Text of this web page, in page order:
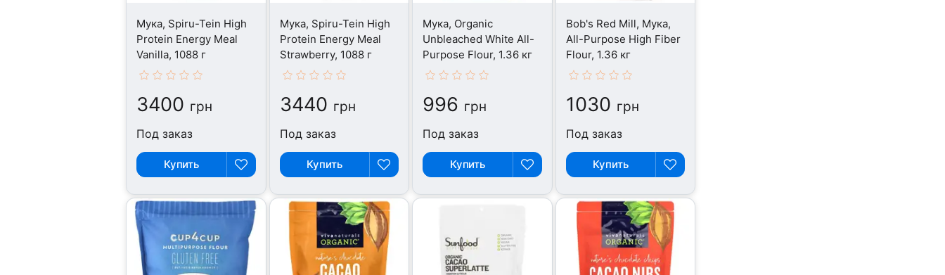
Мука, Spiru-Tein High
Protein Energy Meal
Vanilla, 1088 г
3400 грн
Под заказ
Купить
Мука, Spiru-Tein High
Protein Energy Meal
Strawberry, 1088 г
3440 грн
Под заказ
Купить
Мука, Organic
Unbleached White All-
Purpose Flour, 1.36 кг
996 грн
Под заказ
Купить
Bob's Red Mill, Мука,
All-Purpose High Fiber
Flour, 1.36 кг
1030 грн
Под заказ
Купить